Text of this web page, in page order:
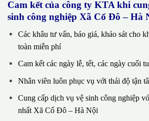
Cam kết của công ty KTA khi
sinh công nghiệp Xã Cổ Đô – Hà
Các khâu tư vấn, báo giá, khảo sát cho
toàn miễn phí
Cam kết các ngày lễ, tết, các ngày cuối
Nhân viên luôn phục vụ với thái độ tận
Cung cấp dịch vụ vệ sinh công nghiệp
nhất Xã Cổ Đô – Hà Nội